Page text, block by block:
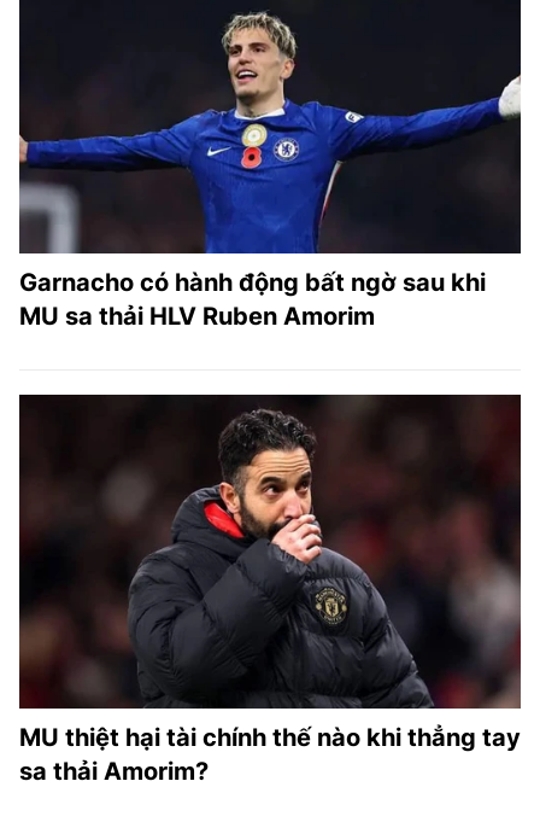
Garnacho có hành động bất ngờ sau khi
MU sa thải HLV Ruben Amorim
MU thiệt hại tài chính thế nào khi thẳng tay
sa thải Amorim?